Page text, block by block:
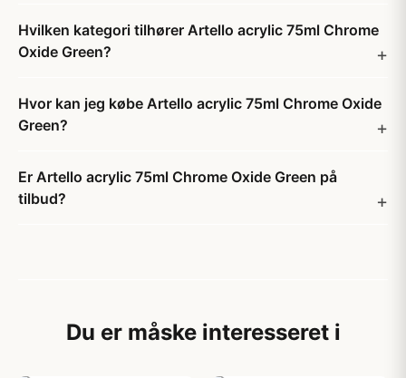
Hvilken kategori tilhører Artello acrylic 75ml Chrome
Oxide Green?
Hvor kan jeg købe Artello acrylic 75ml Chrome Oxide
Green?
Er Artello acrylic 75ml Chrome Oxide Green på
tilbud?
Du er måske interesseret i